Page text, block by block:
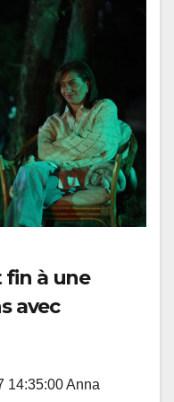
fin à une
avec
14:35:00 Anna